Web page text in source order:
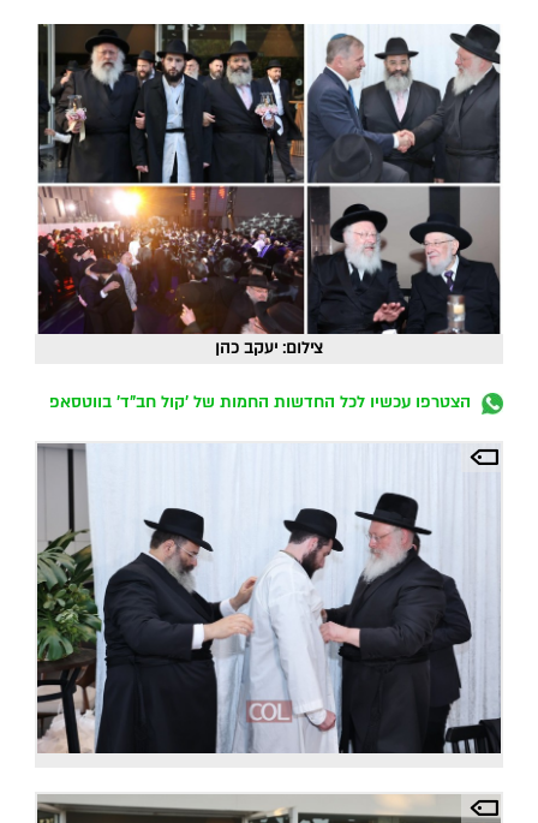
צילום: יעקב כהן
הצטרפו עכשיו לכל החדשות החמות של 'קול חב"ד' בווטסאפ